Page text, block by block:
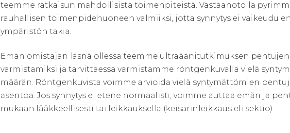
teemme ratkaisun mahdollisista toimenpiteistä. Vastaanotolla
rauhallisen toimenpidehuoneen valmiiksi, jotta synnytys ei vaikeudu
ympäristön takia.
Emän omistajan läsnä ollessa teemme ultraäänitutkimuksen
varmistamiksi ja tarvittaessa varmistamme röntgenkuvalla vielä
määrän. Röntgenkuvista voimme arvioida vielä syntymättömien
asentoa. Jos synnytys ei etene normaalisti, voimme auttaa emän ja
mukaan lääkkeellisesti tai leikkauksella (keisarinleikkaus eli sektio).